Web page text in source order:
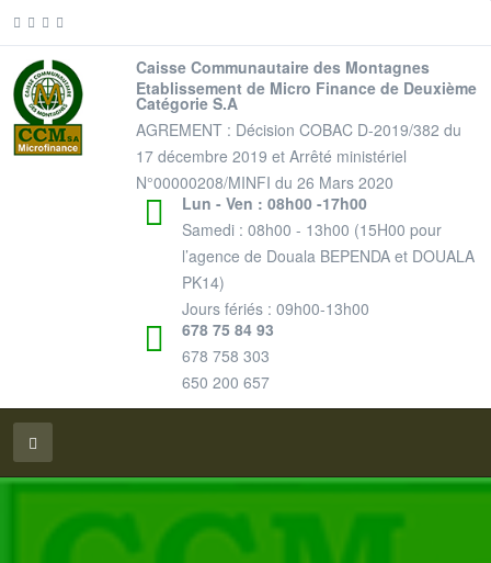
Caisse Communautaire des Montagnes
Etablissement de Micro Finance de Deuxième
Catégorie S.A
AGREMENT : Décision COBAC D-2019/382 du
17 décembre 2019 et Arrêté ministériel
N°00000208/MINFI du 26 Mars 2020
Lun - Ven : 08h00 -17h00
Samedi : 08h00 - 13h00 (15H00 pour
l’agence de Douala BEPENDA et DOUALA
PK14)
Jours fériés : 09h00-13h00
678 75 84 93
678 758 303
650 200 657